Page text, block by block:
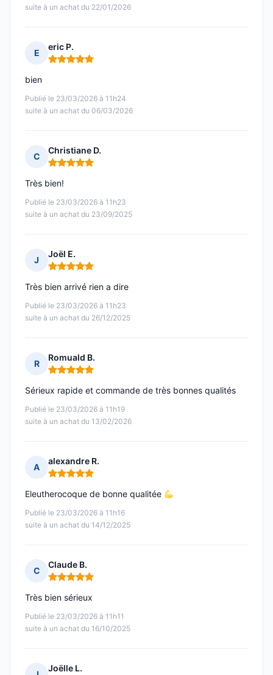
suite à un achat du 22/01/2026
E
eric P.
Note : 5 sur 5
Publié le 23/03/2026 à 11h24
suite à un achat du 06/03/2026
bien
C
Christiane D.
Note : 5 sur 5
Publié le 23/03/2026 à 11h23
suite à un achat du 23/09/2025
Très bien!
J
Joël E.
Note : 5 sur 5
Publié le 23/03/2026 à 11h23
suite à un achat du 26/12/2025
Très bien arrivé rien a dire
R
Romuald B.
Note : 5 sur 5
Publié le 23/03/2026 à 11h19
suite à un achat du 13/02/2026
Sérieux rapide et commande de très bonnes qualités
A
alexandre R.
Note : 5 sur 5
Publié le 23/03/2026 à 11h16
suite à un achat du 14/12/2025
Eleutherocoque de bonne qualitée
C
Claude B.
Note : 5 sur 5
Publié le 23/03/2026 à 11h11
suite à un achat du 16/10/2025
Très bien sérieux
Joëlle L.